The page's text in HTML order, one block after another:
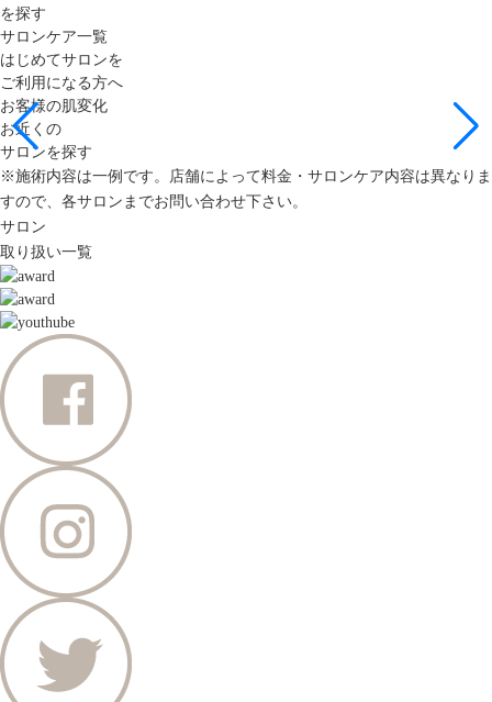
を探す
サロンケア一覧
はじめてサロンを
ご利用になる方へ
お客様の肌変化
お近くの
サロンを探す
※施術内容は一例です。店舗によって料金・サロンケア内容は異なりま
すので、各サロンまでお問い合わせ下さい。
サロン
取り扱い一覧